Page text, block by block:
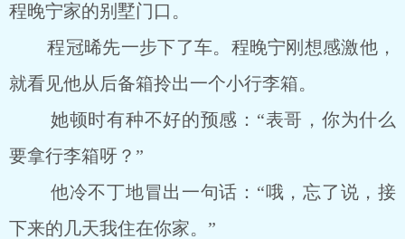
程晚宁家的别墅门口。
程冠晞先一步下了车。程晚宁刚想感激他，
就看见他从后备箱拎出一个小行李箱。
她顿时有种不好的预感：“表哥，你为什么
要拿行李箱呀？”
他冷不丁地冒出一句话：“哦，忘了说，接
下来的几天我住在你家。”